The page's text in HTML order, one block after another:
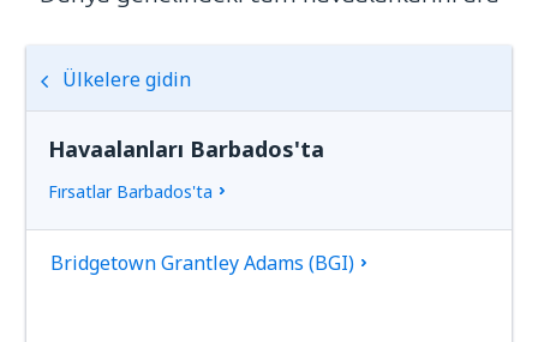
Ülkelere gidin
Havaalanları Barbados'ta
Fırsatlar Barbados'ta
Bridgetown Grantley Adams (BGI)